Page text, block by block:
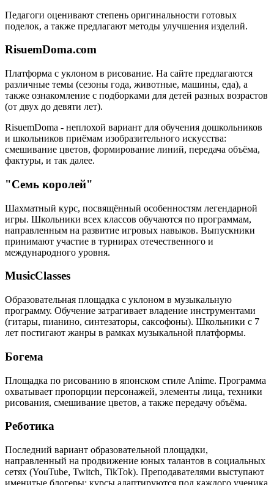
Педагоги оценивают степень оригинальности готовых
поделок, а также предлагают методы улучшения изделий.
RisuemDoma.com
Платформа с уклоном в рисование. На сайте предлагаются
различные темы (сезоны года, животные, машины, еда), а
также ознакомление с подборками для детей разных возрастов
(от двух до девяти лет).
RisuemDoma - неплохой вариант для обучения дошкольников
и школьников приёмам изобразительного искусства:
смешивание цветов, формирование линий, передача объёма,
фактуры, и так далее.
"Семь королей"
Шахматный курс, посвящённый особенностям легендарной
игры. Школьники всех классов обучаются по программам,
направленным на развитие игровых навыков. Выпускники
принимают участие в турнирах отечественного и
международного уровня.
MusicClasses
Образовательная площадка с уклоном в музыкальную
программу. Обучение затрагивает владение инструментами
(гитары, пианино, синтезаторы, саксофоны). Школьники с 7
лет постигают жанры в рамках музыкальной платформы.
Богема
Площадка по рисованию в японском стиле Anime. Программа
охватывает пропорции персонажей, элементы лица, техники
рисования, смешивание цветов, а также передачу объёма.
Реботика
Последний вариант образовательной площадки,
направленный на продвижение юных талантов в социальных
сетях (YouTube, Twitch, TikTok). Преподавателями выступают
именитые блогеры: курсы адаптируются под каждого ученика